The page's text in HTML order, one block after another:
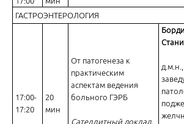
ГАСТРОЭНТЕРОЛОГИЯ
17:00-
17:20
20
мин
От патогенеза к
практическим
аспектам ведения
больного ГЭРБ
Сателлитный доклад.